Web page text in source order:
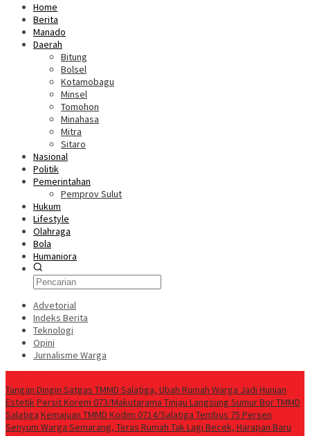
Home
Berita
Manado
Daerah
Bitung
Bolsel
Kotamobagu
Minsel
Tomohon
Minahasa
Mitra
Sitaro
Nasional
Politik
Pemerintahan
Pemprov Sulut
Hukum
Lifestyle
Olahraga
Bola
Humaniora
Advetorial
Indeks Berita
Teknologi
Opini
Jurnalisme Warga
Tangan Dingin Satgas TMMD Salatiga, Ubah Rumah Warga Jadi Hunian
EstetikPersit Korem 073/Makutarama Tinjau Langsung Sumur Bor TMMD
Salatiga Kemajuan TMMD Kodim 0714/Salatiga Tembus 75 Persen
Senyum Warga Semarang, Teras Rumah Tak Lagi Becek, Harapan Baru